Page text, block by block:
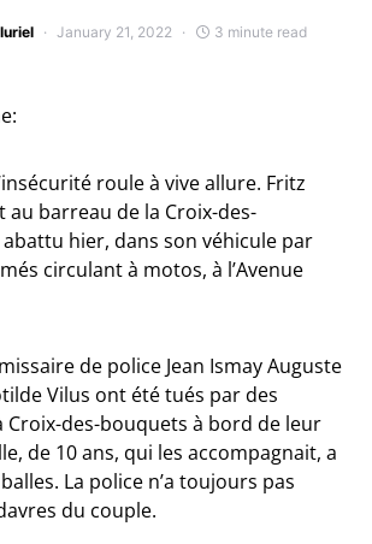
January 21, 2022 3 minute read
roule à vive allure. Fritz
au barreau de la Croix-des-
hier, dans son véhicule par
circulant à motos, à l’Avenue
de police Jean Ismay Auguste
Vilus ont été tués par des
Croix-des-bouquets à bord de leur
de 10 ans, qui les accompagnait, a
La police n’a toujours pas
du couple.